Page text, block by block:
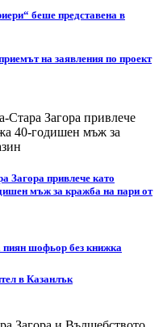
беше представена в
на заявления по проект
Загора привлече като
мъж за кражба на пари от
шофьор без книжка
в Казанлък